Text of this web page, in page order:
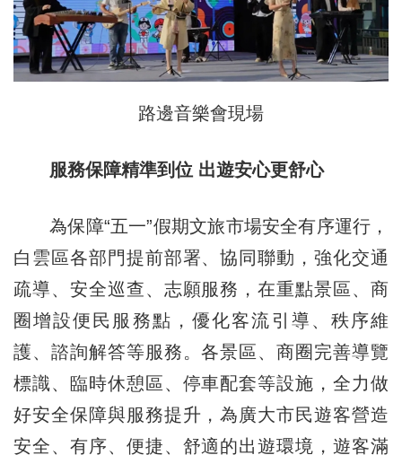
路邊音樂會現場
服務保障精準到位 出遊安心更舒心
為保障“五一”假期文旅市場安全有序運行，
白雲區各部門提前部署、協同聯動，強化交通
疏導、安全巡查、志願服務，在重點景區、商
圈增設便民服務點，優化客流引導、秩序維
護、諮詢解答等服務。各景區、商圈完善導覽
標識、臨時休憩區、停車配套等設施，全力做
好安全保障與服務提升，為廣大市民遊客營造
安全、有序、便捷、舒適的出遊環境，遊客滿